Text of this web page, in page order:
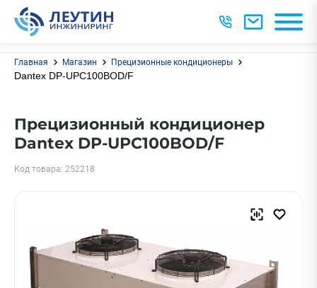
Главная Магазин Прецизионные кондиционеры
Dantex DP-UPC100BOD/F
Прецизионный кондиционер
Dantex DP-UPC100BOD/F
Код товара: 252218